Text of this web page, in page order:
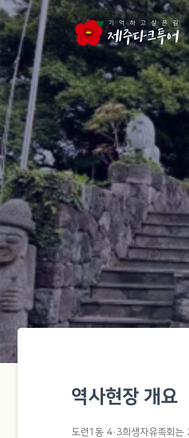
본문 영역으로 건너뛰기
역사현장 개요
도련1동 4·3희생자유족회